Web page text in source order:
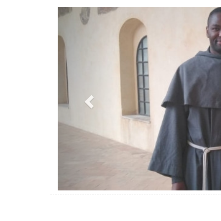
Previous